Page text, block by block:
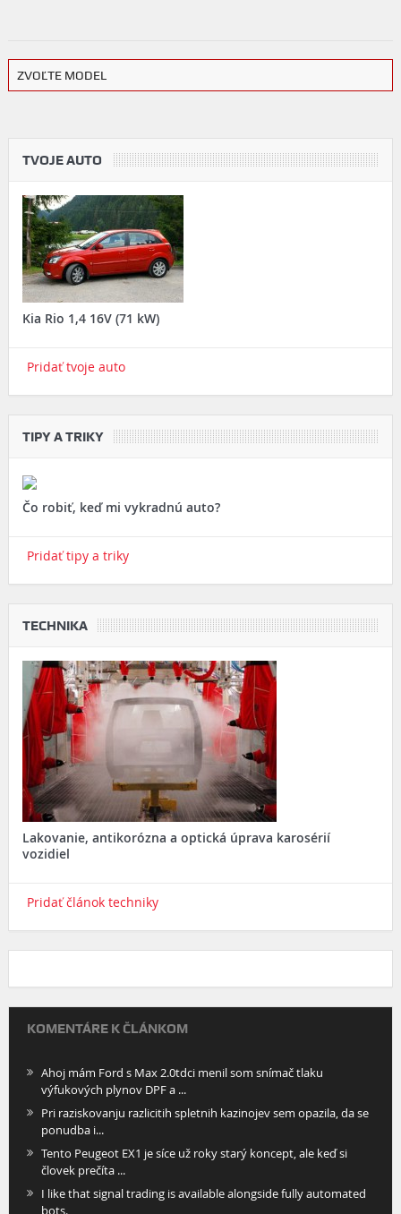
TVOJE AUTO
Kia Rio 1,4 16V (71 kW)
Pridať tvoje auto
TIPY A TRIKY
Čo robiť, keď mi vykradnú auto?
Pridať tipy a triky
TECHNIKA
Lakovanie, antikorózna a optická úprava karosérií
vozidiel
Pridať článok techniky
KOMENTÁRE K ČLÁNKOM
Ahoj mám Ford s Max 2.0tdci menil som snímač tlaku
výfukových plynov DPF a ...
Pri raziskovanju razlicitih spletnih kazinojev sem opazila, da se
ponudba i...
Tento Peugeot EX1 je síce už roky starý koncept, ale keď si
človek prečíta ...
I like that signal trading is available alongside fully automated
bots.